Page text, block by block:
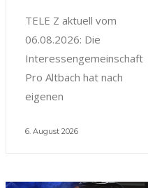
TELE Z aktuell vom
06.08.2026: Die
Interessengemeinschaft
Pro Altbach hat nach
eigenen
6. August 2026